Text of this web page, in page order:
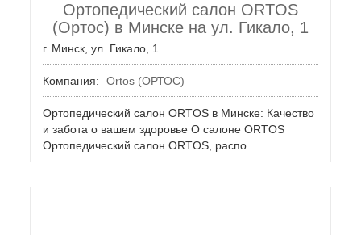
Ортопедический салон ORTOS
(Ортос) в Минске на ул. Гикало, 1
г. Минск, ул. Гикало, 1
Компания: Ortos (ОРТОС)
Ортопедический салон ORTOS в Минске: Качество
и забота о вашем здоровье О салоне ORTOS
Ортопедический салон ORTOS, распо...